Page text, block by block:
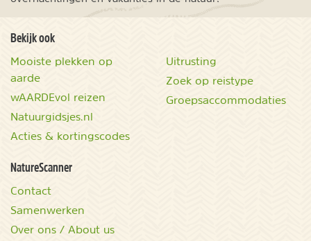
Bekijk ook
Mooiste plekken op
aarde
wAARDEvol reizen
Natuurgidsjes.nl
Acties & kortingscodes
Uitrusting
Zoek op reistype
Groepsaccommodaties
NatureScanner
Contact
Samenwerken
Over ons / About us